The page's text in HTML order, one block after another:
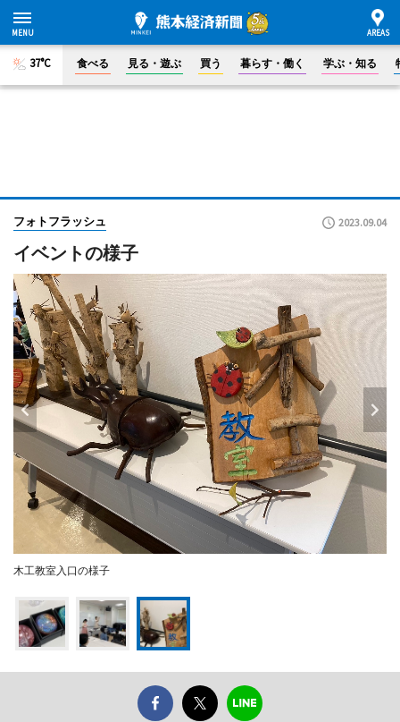
37°C 食べる 見る・遊ぶ 買う 暮らす・働く 学ぶ・知る
フォトフラッシュ 2023.09.04
イベントの様子
木工教室入口の様子